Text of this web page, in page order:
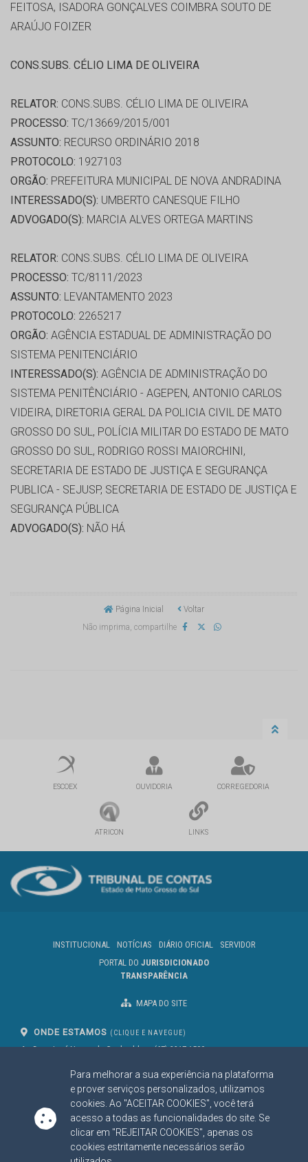
Para melhorar a sua experiência na plataforma
e prover serviços personalizados, utilizamos
cookies. Ao "ACEITAR COOKIES", você terá
acesso a todas as funcionalidades do site. Se
clicar em "REJEITAR COOKIES", apenas os
cookies estritamente necessários serão
FEITOSA, ISADORA GONÇALVES COIMBRA SOUTO DE
ARAÚJO FOIZER
CONS.SUBS. CÉLIO LIMA DE OLIVEIRA
RELATOR: CONS.SUBS. CÉLIO LIMA DE OLIVEIRA
PROCESSO: TC/13669/2015/001
ASSUNTO: RECURSO ORDINÁRIO 2018
PROTOCOLO: 1927103
ORGÃO: PREFEITURA MUNICIPAL DE NOVA ANDRADINA
INTERESSADO(S): UMBERTO CANESQUE FILHO
ADVOGADO(S): MARCIA ALVES ORTEGA MARTINS
RELATOR: CONS.SUBS. CÉLIO LIMA DE OLIVEIRA
PROCESSO: TC/8111/2023
ASSUNTO: LEVANTAMENTO 2023
PROTOCOLO: 2265217
ORGÃO: AGÊNCIA ESTADUAL DE ADMINISTRAÇÃO DO
SISTEMA PENITENCIÁRIO
INTERESSADO(S): AGÊNCIA DE ADMINISTRAÇÃO DO
SISTEMA PENITÊNCIÁRIO - AGEPEN, ANTONIO CARLOS
VIDEIRA, DIRETORIA GERAL DA POLICIA CIVIL DE MATO
GROSSO DO SUL, POLÍCIA MILITAR DO ESTADO DE MATO
GROSSO DO SUL, RODRIGO ROSSI MAIORCHINI,
SECRETARIA DE ESTADO DE JUSTIÇA E SEGURANÇA
PUBLICA - SEJUSP, SECRETARIA DE ESTADO DE JUSTIÇA E
SEGURANÇA PÚBLICA
ADVOGADO(S): NÃO HÁ
Página Inicial
Voltar
Não imprima, compartilhe
ESCOEX OUVIDORIA CORREGEDORIA
ATRICON LINKS
INSTITUCIONAL NOTÍCIAS DIÁRIO OFICIAL
SERVIDOR
PORTAL DO JURISDICIONADO
TRANSPARÊNCIA
MAPA DO SITE
ONDE ESTAMOS (CLIQUE E NAVEGUE)
Av. Des. José Nunes da Cunha, bloco
Campo Grande/MS
CEP: 79031-310
(67) 3317-1500
SIGA NOSSAS REDES SOCIAIS